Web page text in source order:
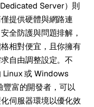
Server）則
提供硬體與網路連
全防護與問題排解，
相對便宜，且你擁有
自由調整設定。不
Linux 或 Windows
富的開發者，可以
伺服器環境以優化效